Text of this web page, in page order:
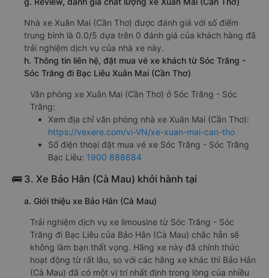
Nhà xe Xuân Mai (Cần Thơ) được đánh giá với số điểm
trung bình là 0.0/5 dựa trên 0 đánh giá của khách hàng đã
trải nghiệm dịch vụ của nhà xe này.
h. Thông tin liên hệ, đặt mua vé xe khách từ Sóc Trăng -
Sóc Trăng đi Bạc Liêu Xuân Mai (Cần Thơ)
Văn phòng xe Xuân Mai (Cần Thơ) ở Sóc Trăng - Sóc
Trăng:
Xem địa chỉ văn phòng nhà xe Xuân Mai (Cần Thơ):
https://vexere.com/vi-VN/xe-xuan-mai-can-tho
Số điện thoại đặt mua vé xe Sóc Trăng - Sóc Trăng
Bạc Liêu: 1900 888684
🚌 3. Xe Bảo Hân (Cà Mau) khởi hành tại
a. Giới thiệu xe Bảo Hân (Cà Mau)
Trải nghiệm dịch vụ xe limousine từ Sóc Trăng - Sóc
Trăng đi Bạc Liêu của Bảo Hân (Cà Mau) chắc hẳn sẽ
không làm bạn thất vọng. Hãng xe này đã chính thức
hoạt động từ rất lâu, so với các hãng xe khác thì Bảo Hân
(Cà Mau) đã có một vị trí nhất định trong lòng của nhiều